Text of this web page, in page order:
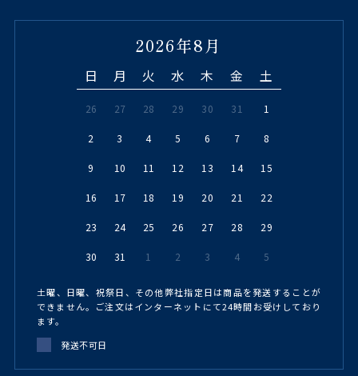
2026年8月
日 月 火 水 木 金 土
26 27 28 29 30 31 1
2 3 4 5 6 7 8
9 10 11 12 13 14 15
16 17 18 19 20 21 22
23 24 25 26 27 28 29
30 31 1 2 3 4 5
土曜、日曜、祝祭日、その他弊社指定日は商品を発送することが
できません。ご注文はインターネットにて24時間お受けしており
ます。
発送不可日